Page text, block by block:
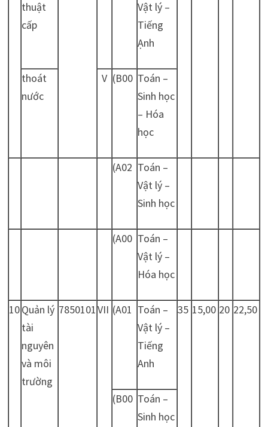
thuật
cấp
Vật lý –
Tiếng
Ạnh
thoát
nước
V (B00 Toán –
Sinh học
– Hóa
học
(A02 Toán –
Vật lý –
Sinh học
(A00 Toán –
Vật lý –
Hóa học
10Quản lý
tài
nguyên
và môi
trường
7850101VII (A01 Toán –
Vật lý –
Tiếng
Anh
35 15,00 20 22,50
(B00 Toán –
Sinh học